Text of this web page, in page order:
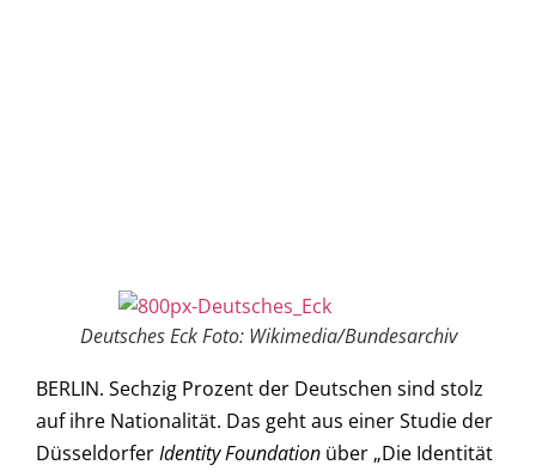
Deutsches Eck Foto: Wikimedia/Bundesarchiv
BERLIN. Sechzig Prozent der Deutschen sind stolz
auf ihre Nationalität. Das geht aus einer Studie der
DüsseldorferIdentity Foundation über „Die Identität